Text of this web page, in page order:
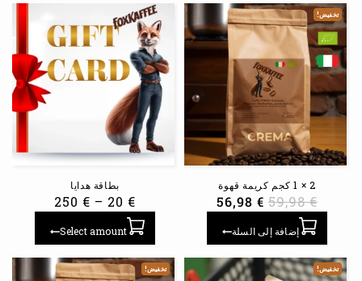
تخفيض!
2 × 1 كجم كريمة قهوة
59,98€
56,98 €
إضافة إلى السلة
بطاقة هدايا
20 €
–
250 €
Select amount
تخفيض! تخفيض!